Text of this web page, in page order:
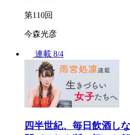
第110回
今森光彦
連載 8/4
四半世紀、毎日飲酒し